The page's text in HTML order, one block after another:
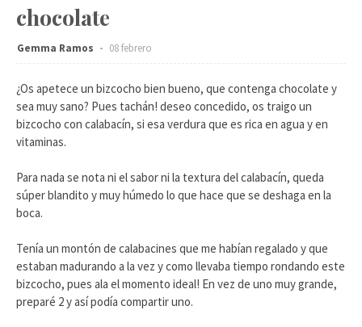
chocolate
Gemma Ramos 08 febrero
¿Os apetece un bizcocho bien bueno, que contenga chocolate y
sea muy sano? Pues tachán! deseo concedido, os traigo un
bizcocho con calabacín, si esa verdura que es rica en agua y en
vitaminas.
Para nada se nota ni el sabor ni la textura del calabacín, queda
súper blandito y muy húmedo lo que hace que se deshaga en la
boca.
Tenía un montón de calabacines que me habían regalado y que
estaban madurando a la vez y como llevaba tiempo rondando este
bizcocho, pues ala el momento ideal! En vez de uno muy grande,
preparé 2 y así podía compartir uno.